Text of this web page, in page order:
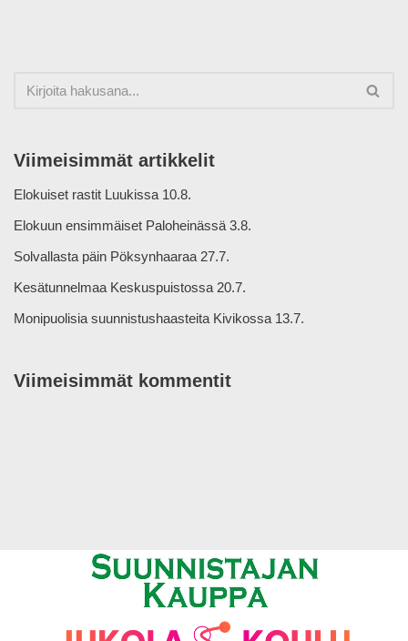
Viimeisimmät artikkelit
Elokuiset rastit Luukissa 10.8.
Elokuun ensimmäiset Paloheinässä 3.8.
Solvallasta päin Pöksynhaaraa 27.7.
Kesätunnelmaa Keskuspuistossa 20.7.
Monipuolisia suunnistushaasteita Kivikossa 13.7.
Viimeisimmät kommentit